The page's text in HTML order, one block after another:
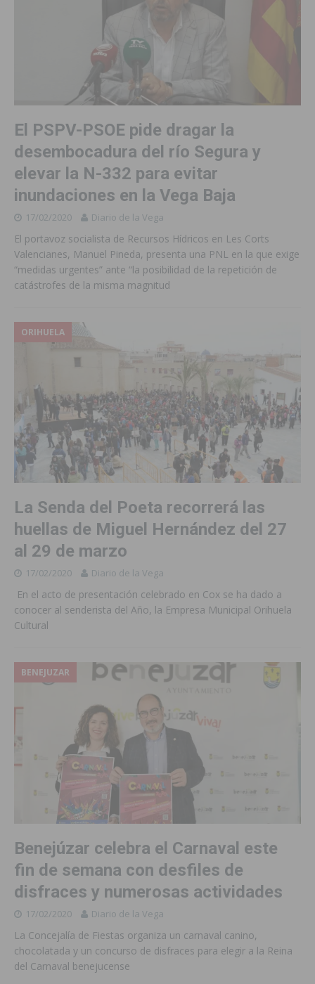
El PSPV-PSOE pide dragar la
desembocadura del río Segura y
elevar la N-332 para evitar
inundaciones en la Vega Baja
17/02/2020 Diario de la Vega
El portavoz socialista de Recursos Hídricos en Les Corts
Valencianes, Manuel Pineda, presenta una PNL en la que exige
“medidas urgentes” ante “la posibilidad de la repetición de
catástrofes de la misma magnitud
ORIHUELA
La Senda del Poeta recorrerá las
huellas de Miguel Hernández del 27
al 29 de marzo
17/02/2020 Diario de la Vega
En el acto de presentación celebrado en Cox se ha dado a
conocer al senderista del Año, la Empresa Municipal Orihuela
Cultural
BENEJUZAR
Benejúzar celebra el Carnaval este
fin de semana con desfiles de
disfraces y numerosas actividades
17/02/2020 Diario de la Vega
La Concejalía de Fiestas organiza un carnaval canino,
chocolatada y un concurso de disfraces para elegir a la Reina
del Carnaval benejucense